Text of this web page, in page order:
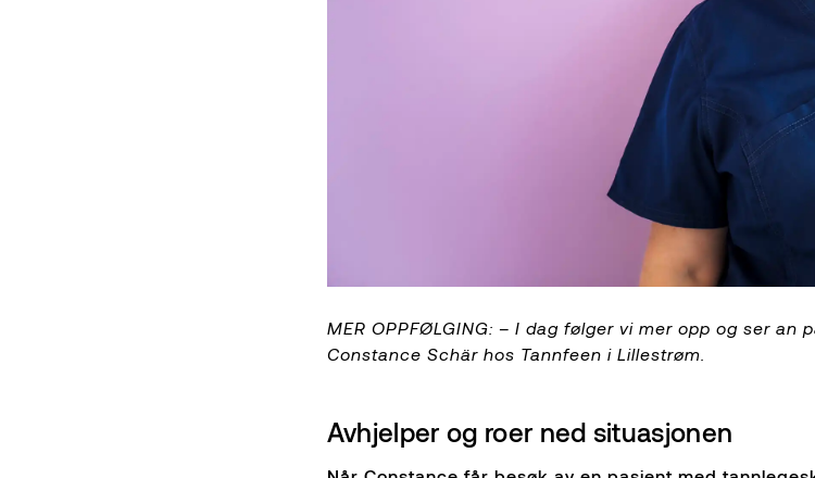
MER OPPFØLGING: – I dag følger vi mer opp og ser
Constance Schär hos Tannfeen i Lillestrøm.
Avhjelper og roer ned situasjonen